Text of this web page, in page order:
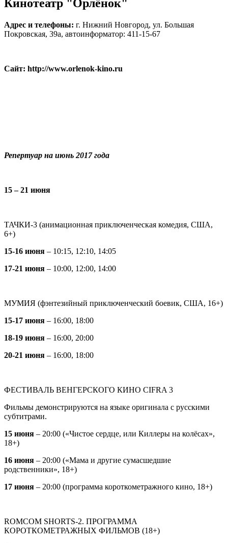
Кинотеатр "Орлёнок"
Адрес и телефоны: г. Нижний Новгород, ул. Большая
Покровская, 39а, автоинформатор: 411-15-67
Сайт: http://www.orlenok-kino.ru
Репертуар на июнь 2017 года
15 – 21 июня
ТАЧКИ-3 (анимационная приключенческая комедия, США,
6+)
15-16 июня – 10:15, 12:10, 14:05
17-21 июня – 10:00, 12:00, 14:00
МУМИЯ (фэнтезийный приключенческий боевик, США, 16+)
15-17 июня – 16:00, 18:00
18-19 июня – 16:00, 20:00
20-21 июня – 16:00, 18:00
ФЕСТИВАЛЬ ВЕНГЕРСКОГО КИНО CIFRA 3
Фильмы демонстрируются на языке оригинала с русскими
субтитрами.
15 июня – 20:00 («Чистое сердце, или Киллеры на колёсах»,
18+)
16 июня – 20:00 («Мама и другие сумасшедшие
родственники», 18+)
17 июня – 20:00 (программа короткометражного кино, 18+)
ROMCOM SHORTS-2. ПРОГРАММА
КОРОТКОМЕТРАЖНЫХ ФИЛЬМОВ (18+)